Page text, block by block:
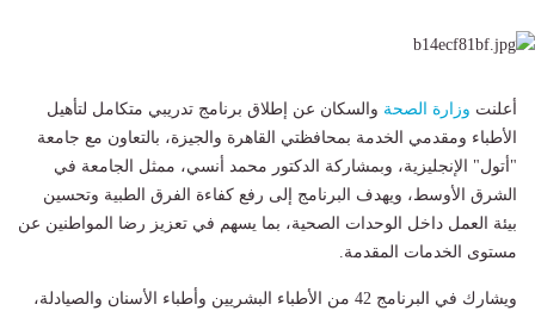
أعلنت وزارة الصحة والسكان عن إطلاق برنامج تدريبي متكامل لتأهيل
الأطباء ومقدمي الخدمة بمحافظتي القاهرة والجيزة، بالتعاون مع جامعة
"أتول" الإنجليزية، وبمشاركة الدكتور محمد أنسي، ممثل الجامعة في
الشرق الأوسط، ويهدف البرنامج إلى رفع كفاءة الفرق الطبية وتحسين
بيئة العمل داخل الوحدات الصحية، بما يسهم في تعزيز رضا المواطنين عن
مستوى الخدمات المقدمة.
ويشارك في البرنامج 42 من الأطباء البشريين وأطباء الأسنان والصيادلة،